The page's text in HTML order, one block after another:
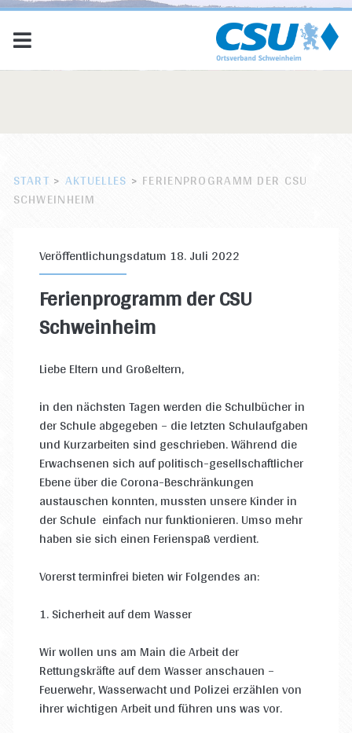
START > AKTUELLES > FERIENPROGRAMM DER CSU
SCHWEINHEIM
Veröffentlichungsdatum 18. Juli 2022
Ferienprogramm der CSU
Schweinheim
Liebe Eltern und Großeltern,
in den nächsten Tagen werden die Schulbücher in
der Schule abgegeben – die letzten Schulaufgaben
und Kurzarbeiten sind geschrieben. Während die
Erwachsenen sich auf politisch-gesellschaftlicher
Ebene über die Corona-Beschränkungen
austauschen konnten, mussten unsere Kinder in
der Schule einfach nur funktionieren. Umso mehr
haben sie sich einen Ferienspaß verdient.
Vorerst terminfrei bieten wir Folgendes an:
1. Sicherheit auf dem Wasser
Wir wollen uns am Main die Arbeit der
Rettungskräfte auf dem Wasser anschauen –
Feuerwehr, Wasserwacht und Polizei erzählen von
ihrer wichtigen Arbeit und führen uns was vor.